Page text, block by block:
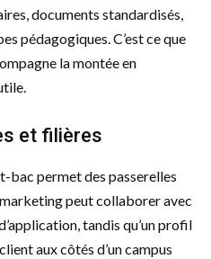
documents standardisés,
pédagogiques. C’est ce que
la montée en
et filières
bac permet des passerelles
peut collaborer avec
tandis qu’un profil
aux côtés d’un campus